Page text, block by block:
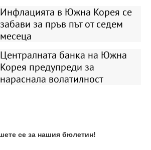
Инфлацията в Южна Корея се
забави за пръв път от седем
месеца
Централната банка на Южна
Корея предупреди за
нараснала волатилност